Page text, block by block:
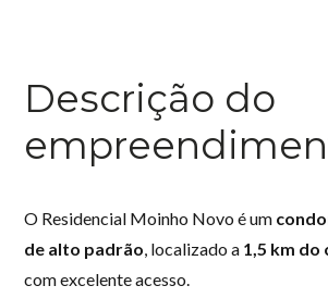
Descrição do
O Residencial Moinho Novo é um
de alto padrão, localizado a 1,5 km
com excelente acesso.